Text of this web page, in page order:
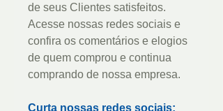
de seus Clientes satisfeitos.
Acesse nossas redes sociais e
confira os comentários e elogios
de quem comprou e continua
comprando de nossa empresa.
Curta nossas redes sociais: